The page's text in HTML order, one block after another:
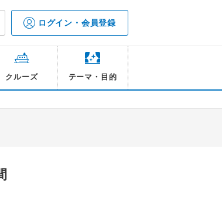
ログイン・会員登録
クルーズ テーマ・目的